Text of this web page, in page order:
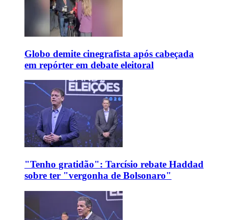
Globo demite cinegrafista após cabeçada
em repórter em debate eleitoral
"Tenho gratidão": Tarcísio rebate Haddad
sobre ter "vergonha de Bolsonaro"